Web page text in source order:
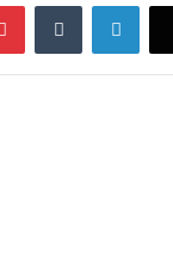
لينكدإن